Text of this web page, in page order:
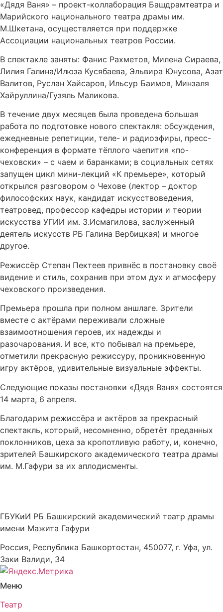
«Дядя Ваня» – проект-коллаборация Башдрамтеатра и
Марийского национального театра драмы им.
М.Шкетана, осуществляется при поддержке
Ассоциации национальных театров России.
В спектакле заняты: Фанис Рахметов, Милена Сираева,
Лилия Галина/Илюза Кусябаева, Эльвира Юнусова, Азат
Валитов, Руслан Хайсаров, Ильсур Баимов, Минзаля
Хайруллина/Гузяль Маликова.
В течение двух месяцев была проведена большая
работа по подготовке нового спектакля: обсуждения,
ежедневные репетиции, теле- и радиоэфиры, пресс-
конференция в формате тёплого чаепития «по-
чеховски» – с чаем и баранками; в социальных сетях
запущен цикл мини-лекций «К премьере», который
открылся разговором о Чехове (лектор – доктор
философских наук, кандидат искусствоведения,
театровед, профессор кафедры истории и теории
искусства УГИИ им. З.Исмагилова, заслуженный
деятель искусств РБ Галина Вербицкая) и многое
другое.
Режиссёр Степан Пектеев привнёс в постановку своё
видение и стиль, сохранив при этом дух и атмосферу
чеховского произведения.
Премьера прошла при полном аншлаге. Зрители
вместе с актёрами переживали сложные
взаимоотношения героев, их надежды и
разочарования. И все, кто побывал на премьере,
отметили прекрасную режиссуру, проникновенную
игру актёров, удивительные визуальные эффекты.
Следующие показы постановки «Дядя Ваня» состоятся
14 марта, 6 апреля.
Благодарим режиссёра и актёров за прекрасный
спектакль, который, несомненно, обретёт преданных
поклонников, цеха за кропотливую работу, и, конечно,
зрителей Башкирского академического театра драмы
им. М.Гафури за их аплодисменты.
ГБУКиИ РБ Башкирский академический театр драмы
имени Мажита Гафури
Россия, Республика Башкортостан, 450077, г. Уфа, ул.
Заки Валиди, 34
Меню
Театр